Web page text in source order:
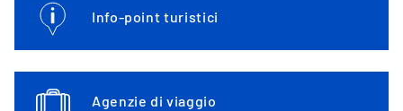
Info-point turistici
Agenzie di viaggio